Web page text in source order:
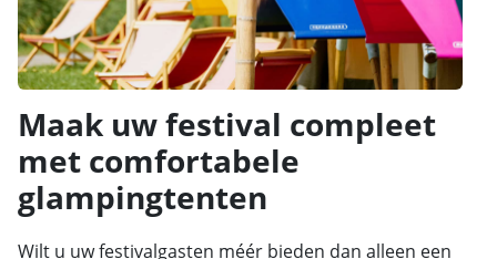
Maak uw festival compleet
met comfortabele
glampingtenten
Wilt u uw festivalgasten méér bieden dan alleen een